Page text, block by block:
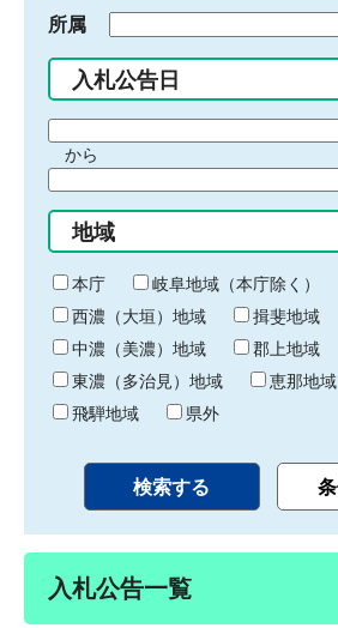
所属
入札公告日
間
始
り
から
間
終
わ
り
地域
本庁
岐阜地域（本庁除く）
西濃（大垣）地域
揖斐地域
中濃（美濃）地域
郡上地域
東濃（多治見）地域
恵那地域
飛騨地域
県外
入札公告一覧